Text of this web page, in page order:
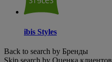
ibis Styles
Back to search by Бренды
Skip search by Оценка клиентов